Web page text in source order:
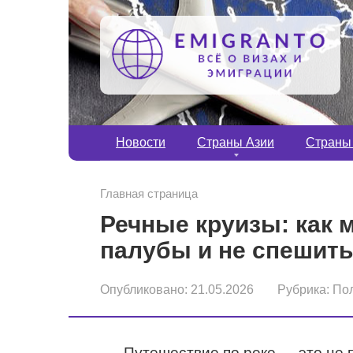
Новости Страны Азии Страны
Главная страница
Речные круизы: как
палубы и не спешить
Опубликовано: 21.05.2026 Рубрика: